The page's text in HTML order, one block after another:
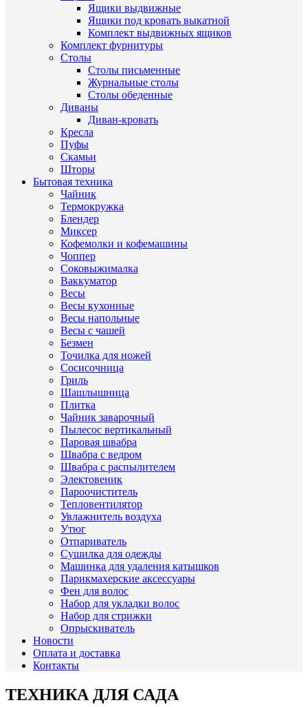
Ящики выдвижные
Ящики под кровать выкатной
Комплект выдвижных ящиков
Комплект фурнитуры
Столы
Столы письменные
Журнальные cтолы
Столы обеденные
Диваны
Диван-кровать
Кресла
Пуфы
Скамьи
Шторы
Бытовая техника
Чайник
Термокружка
Блендер
Миксер
Кофемолки и кофемашины
Чоппер
Соковыжималка
Ваккуматор
Весы
Весы кухонные
Весы напольные
Весы с чашей
Безмен
Точилка для ножей
Сосисочница
Гриль
Шашлышница
Плитка
Чайник заварочный
Пылесос вертикальный
Паровая швабра
Швабра с ведром
Швабра с распылителем
Электовеник
Пароочиститель
Тепловентилятор
Увлажнитель воздуха
Утюг
Отпариватель
Сушилка для одежды
Машинка для удаления катышков
Парикмахерские аксессуары
Фен для волос
Набор для укладки волос
Набор для стрижки
Опрыскиватель
Новости
Оплата и доставка
Контакты
ТЕХНИКА ДЛЯ САДА